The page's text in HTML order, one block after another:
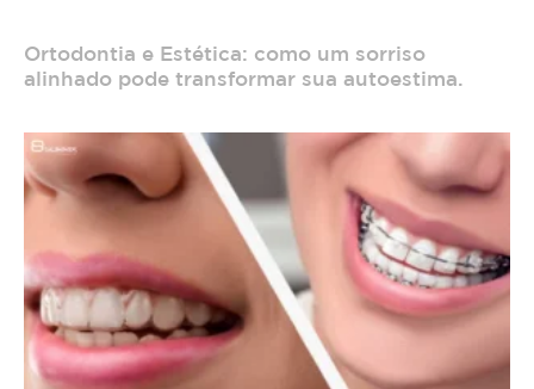
Ortodontia e Estética: como um sorriso
alinhado pode transformar sua autoestima.